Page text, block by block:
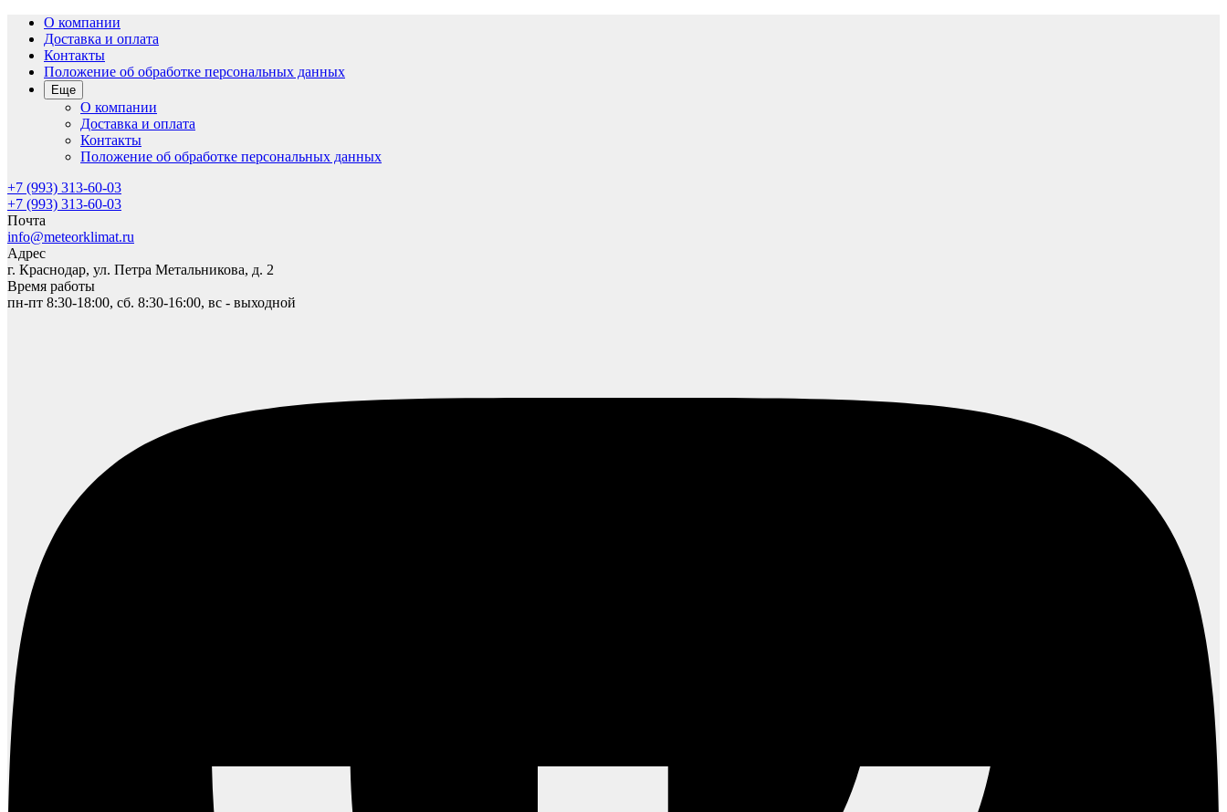
О компании
Доставка и оплата
Контакты
Положение об обработке персональных данных
Еще
О компании
Доставка и оплата
Контакты
Положение об обработке персональных данных
+7 (993) 313-60-03
+7 (993) 313-60-03
Почта
info@meteorklimat.ru
Адрес
г. Краснодар, ул. Петра Метальникова, д. 2
Время работы
пн-пт 8:30-18:00, сб. 8:30-16:00, вс - выходной